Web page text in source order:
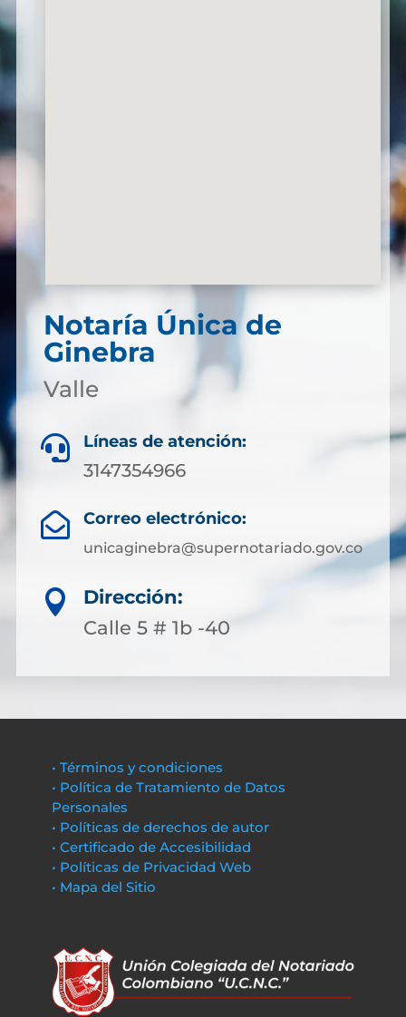
Notaría Única de
Ginebra
Valle
 Líneas de atención:
3147354966
 Correo electrónico:
unicaginebra@supernotariado.gov.co

Dirección:
Calle 5 # 1b -40
• Términos y condiciones
• Política de Tratamiento de Datos
Personales
• Políticas de derechos de autor
• Certificado de Accesibilidad
• Políticas de Privacidad Web
• Mapa del Sitio